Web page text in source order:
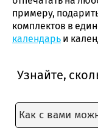
примеру,
комплектов в
календарь и
Узнайте,